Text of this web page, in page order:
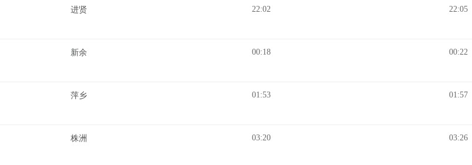
进贤 22:02 22:05
新余 00:18 00:22
萍乡 01:53 01:57
株洲 03:20 03:26